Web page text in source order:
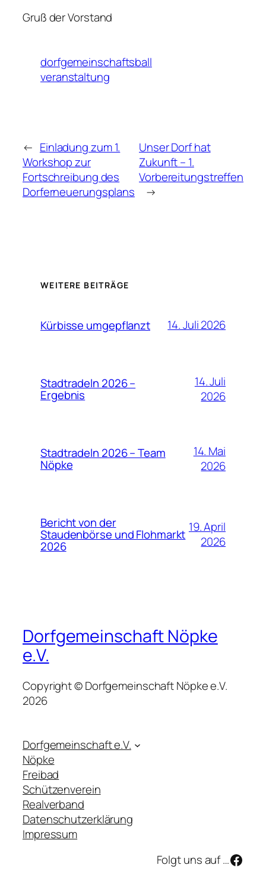
Gruß der Vorstand
dorfgemeinschaftsball
veranstaltung
← Einladung zum 1.
Workshop zur
Fortschreibung des
Dorferneuerungsplans
Unser Dorf hat
Zukunft – 1.
Vorbereitungstreffen
→
WEITERE BEITRÄGE
Kürbisse umgepflanzt 14. Juli 2026
Stadtradeln 2026 –
Ergebnis
14. Juli
2026
Stadtradeln 2026 – Team
Nöpke
14. Mai
2026
Bericht von der
Staudenbörse und Flohmarkt
2026
19. April
2026
Dorfgemeinschaft Nöpke
e.V.
Copyright © Dorfgemeinschaft Nöpke e.V.
2026
Dorfgemeinschaft e.V.
Nöpke
Freibad
Schützenverein
Realverband
Datenschutzerklärung
Impressum
Folgt uns auf …